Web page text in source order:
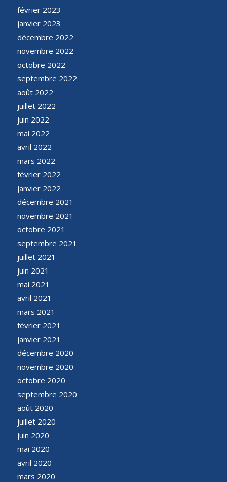
février 2023
janvier 2023
décembre 2022
novembre 2022
octobre 2022
septembre 2022
août 2022
juillet 2022
juin 2022
mai 2022
avril 2022
mars 2022
février 2022
janvier 2022
décembre 2021
novembre 2021
octobre 2021
septembre 2021
juillet 2021
juin 2021
mai 2021
avril 2021
mars 2021
février 2021
janvier 2021
décembre 2020
novembre 2020
octobre 2020
septembre 2020
août 2020
juillet 2020
juin 2020
mai 2020
avril 2020
mars 2020